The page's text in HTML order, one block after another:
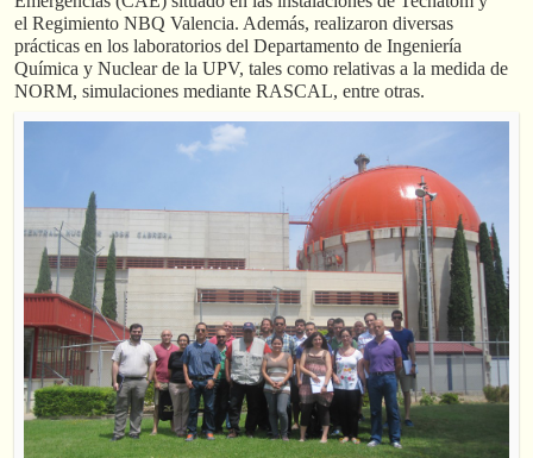
el Regimiento NBQ Valencia. Además, realizaron diversas
prácticas en los laboratorios del Departamento de Ingeniería
Química y Nuclear de la UPV, tales como relativas a la medida de
NORM, simulaciones mediante RASCAL, entre otras.